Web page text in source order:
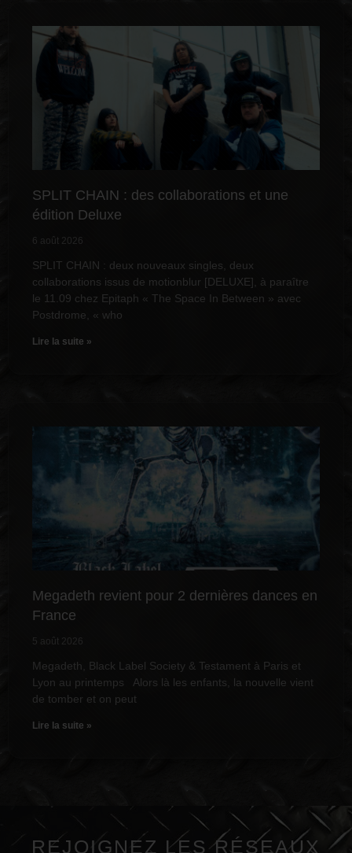
SPLIT CHAIN : des collaborations et une
édition Deluxe
6 août 2026
SPLIT CHAIN : deux nouveaux singles, deux
collaborations issus de motionblur [DELUXE], à paraître
le 11.09 chez Epitaph « The Space In Between » avec
Postdrome, « who
Lire la suite »
Megadeth revient pour 2 dernières dances en
France
5 août 2026
Megadeth, Black Label Society & Testament à Paris et
Lyon au printemps Alors là les enfants, la nouvelle vient
de tomber et on peut
Lire la suite »
REJOIGNEZ LES RÉSEAUX